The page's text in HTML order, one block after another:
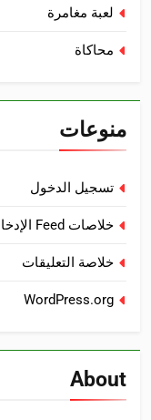
لعبة مغامرة
محاكاة
منوعات
تسجيل الدخول
خلاصات Feed الإدخالات
خلاصة التعليقات
WordPress.org
About